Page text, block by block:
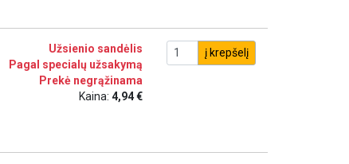
Užsienio sandėlis
Pagal specialų užsakymą
Prekė negrąžinama
Kaina: 4,94 €
į krepšelį